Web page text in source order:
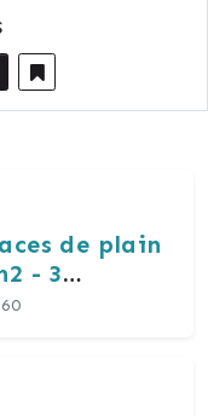
de plain
- 3
Ortaffa